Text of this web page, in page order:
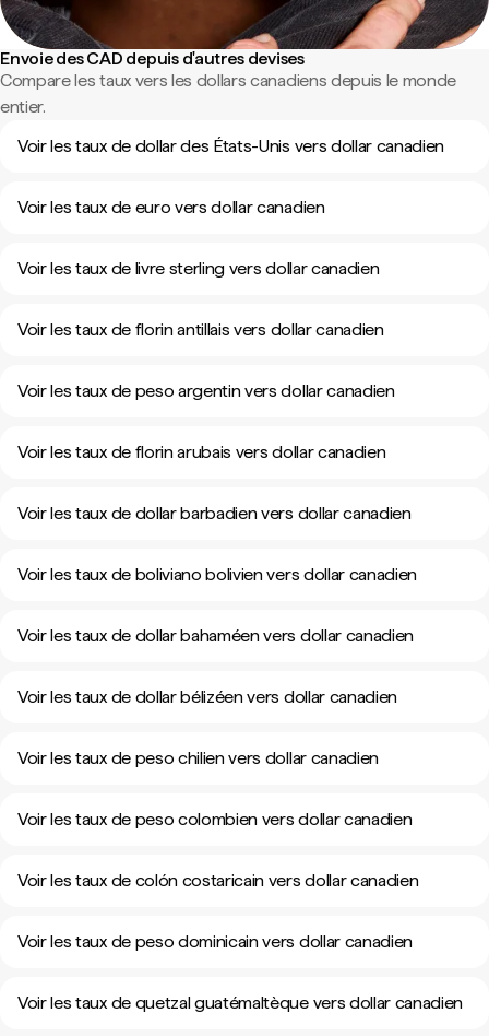
Envoie des CAD depuis d'autres devises
Compare les taux vers les dollars canadiens depuis le monde
entier.
Voir les taux de dollar des États-Unis vers dollar canadien
Voir les taux de euro vers dollar canadien
Voir les taux de livre sterling vers dollar canadien
Voir les taux de florin antillais vers dollar canadien
Voir les taux de peso argentin vers dollar canadien
Voir les taux de florin arubais vers dollar canadien
Voir les taux de dollar barbadien vers dollar canadien
Voir les taux de boliviano bolivien vers dollar canadien
Voir les taux de dollar bahaméen vers dollar canadien
Voir les taux de dollar bélizéen vers dollar canadien
Voir les taux de peso chilien vers dollar canadien
Voir les taux de peso colombien vers dollar canadien
Voir les taux de colón costaricain vers dollar canadien
Voir les taux de peso dominicain vers dollar canadien
Voir les taux de quetzal guatémaltèque vers dollar canadien